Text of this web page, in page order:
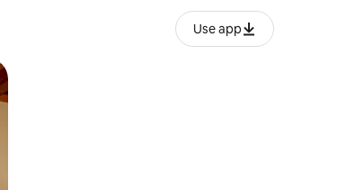
Use app